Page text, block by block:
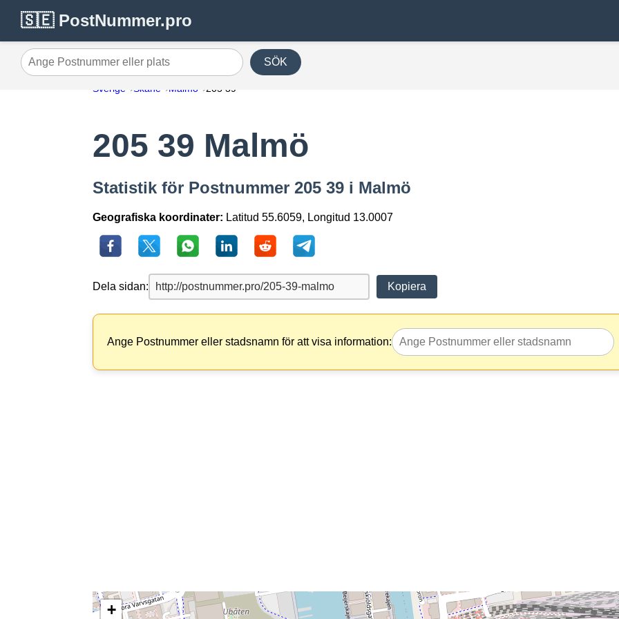
🇸🇪 PostNummer.pro
Ange Postnummer eller plats SÖK
Sverige Skåne Malmö 205 39
205 39 Malmö
Statistik för Postnummer 205 39 i Malmö
Geografiska koordinater: Latitud 55.6059, Longitud 13.0007
Dela sidan: Kopiera
Ange Postnummer eller stadsnamn för att visa information:
+